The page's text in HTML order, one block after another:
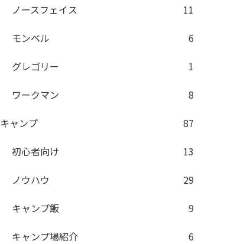
ノースフェイス
11
モンベル
6
グレゴリー
1
ワークマン
8
キャンプ
87
初心者向け
13
ノウハウ
29
キャンプ飯
9
キャンプ場紹介
6